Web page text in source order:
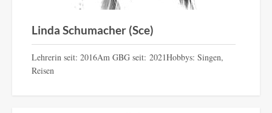
Linda Schumacher (Sce)
Lehrerin seit: 2016Am GBG seit: 2021Hobbys: Singen,
Reisen